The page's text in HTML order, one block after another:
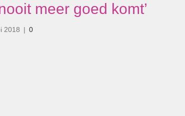
meer goed komt’
2018 | 0